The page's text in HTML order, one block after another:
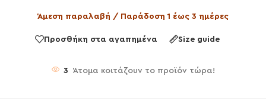
Άμεση παραλαβή / Παράδοση 1 έως 3 ημέρες
Προσθήκη στα αγαπημένα Size guide
3 Άτομα κοιτάζουν το προϊόν τώρα!